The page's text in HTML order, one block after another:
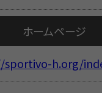
ホームページ
h.org/